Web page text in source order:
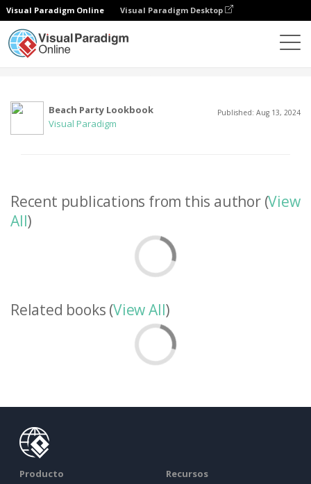
Visual Paradigm Online Visual Paradigm Desktop
Beach Party Lookbook
Visual Paradigm
Published: Aug 13, 2024
Recent publications from this author (View
All)
Related books (View All)
Producto Recursos